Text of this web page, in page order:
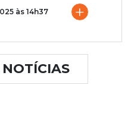
às 14h37 +